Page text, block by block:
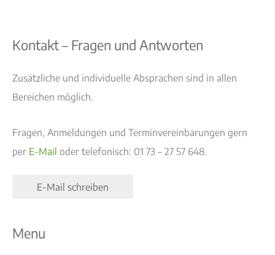
Kontakt – Fragen und Antworten
Zusätzliche und individuelle Absprachen sind in allen
Bereichen möglich.
Fragen, Anmeldungen und Terminvereinbarungen gern
per E-Mail oder telefonisch: 01 73 – 27 57 648.
E-Mail schreiben
Menu